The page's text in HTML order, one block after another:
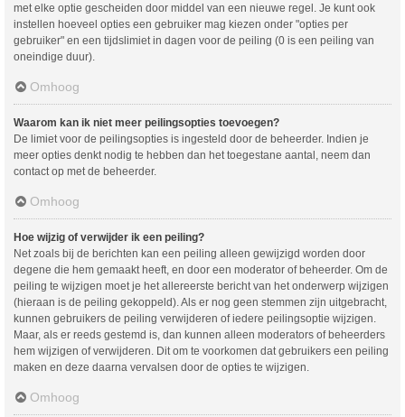
met elke optie gescheiden door middel van een nieuwe regel. Je kunt ook
instellen hoeveel opties een gebruiker mag kiezen onder "opties per
gebruiker" en een tijdslimiet in dagen voor de peiling (0 is een peiling van
oneindige duur).
Omhoog
Waarom kan ik niet meer peilingsopties toevoegen?
De limiet voor de peilingsopties is ingesteld door de beheerder. Indien je
meer opties denkt nodig te hebben dan het toegestane aantal, neem dan
contact op met de beheerder.
Omhoog
Hoe wijzig of verwijder ik een peiling?
Net zoals bij de berichten kan een peiling alleen gewijzigd worden door
degene die hem gemaakt heeft, en door een moderator of beheerder. Om de
peiling te wijzigen moet je het allereerste bericht van het onderwerp wijzigen
(hieraan is de peiling gekoppeld). Als er nog geen stemmen zijn uitgebracht,
kunnen gebruikers de peiling verwijderen of iedere peilingsoptie wijzigen.
Maar, als er reeds gestemd is, dan kunnen alleen moderators of beheerders
hem wijzigen of verwijderen. Dit om te voorkomen dat gebruikers een peiling
maken en deze daarna vervalsen door de opties te wijzigen.
Omhoog